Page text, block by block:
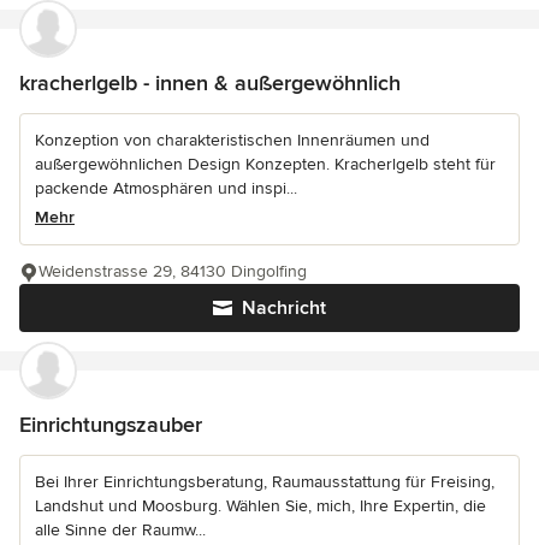
kracherlgelb - innen & außergewöhnlich
Konzeption von charakteristischen Innenräumen und
außergewöhnlichen Design Konzepten. Kracherlgelb steht für
packende Atmosphären und inspi...
Mehr
Nachricht
Weidenstrasse 29, 84130 Dingolfing
Einrichtungszauber
Bei Ihrer Einrichtungsberatung, Raumausstattung für Freising,
Landshut und Moosburg. Wählen Sie, mich, Ihre Expertin, die
alle Sinne der Raumw...